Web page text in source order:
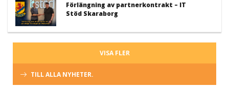
Förlängning av partnerkontrakt – IT
Stöd Skaraborg
VISA FLER
TILL ALLA NYHETER.